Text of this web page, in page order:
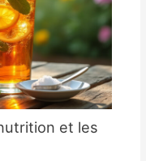
et les